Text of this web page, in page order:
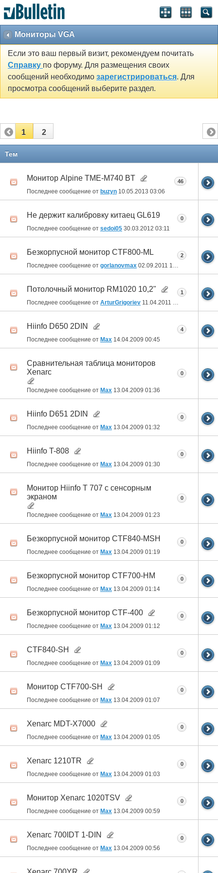
Мониторы VGA
Если это ваш первый визит, рекомендуем почитать
Справку по форуму. Для размещения своих
сообщений необходимо зарегистрироваться. Для
просмотра сообщений выберите раздел.
1 2
Тем
Монитор Alpine TME-M740 BT
Последнее сообщение от buzyn 10.05.2013 03:06
46
Не держит калибровку китаец GL619
Последнее сообщение от sedoi05 30.03.2012 03:11
0
Безкорпусной монитор CTF800-ML
Последнее сообщение от gorlanovmax 02.09.2011 10:50
2
Потолочный монитор RM1020 10,2"
Последнее сообщение от ArturGrigoriev 11.04.2011
1
Hiinfo D650 2DIN
Последнее сообщение от Max 14.04.2009 00:45
4
Сравнительная таблица мониторов
Xenarc
Последнее сообщение от Max 13.04.2009 01:36
0
Hiinfo D651 2DIN
Последнее сообщение от Max 13.04.2009 01:32
0
Hiinfo T-808
Последнее сообщение от Max 13.04.2009 01:30
0
Монитор Hiinfo T 707 с сенсорным
экраном
Последнее сообщение от Max 13.04.2009 01:23
0
Безкорпусной монитор CTF840-MSH
Последнее сообщение от Max 13.04.2009 01:19
0
Безкорпусной монитор CTF700-HM
Последнее сообщение от Max 13.04.2009 01:14
0
Безкорпусной монитор CTF-400
Последнее сообщение от Max 13.04.2009 01:12
0
CTF840-SH
Последнее сообщение от Max 13.04.2009 01:09
0
Монитор CTF700-SH
Последнее сообщение от Max 13.04.2009 01:07
0
Xenarc MDT-X7000
Последнее сообщение от Max 13.04.2009 01:05
0
Xenarc 1210TR
Последнее сообщение от Max 13.04.2009 01:03
0
Монитор Xenarc 1020TSV
Последнее сообщение от Max 13.04.2009 00:59
0
Xenarc 700IDT 1-DIN
Последнее сообщение от Max 13.04.2009 00:56
0